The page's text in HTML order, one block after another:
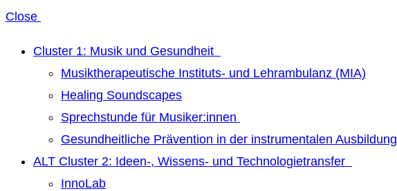
Close
Cluster 1: Musik und Gesundheit
Musiktherapeutische Instituts- und Lehrambulanz (MIA)
Healing Soundscapes
Sprechstunde für Musiker:innen
Gesundheitliche Prävention in der instrumentalen Ausbildung
ALT Cluster 2: Ideen-, Wissens- und Technologietransfer
InnoLab